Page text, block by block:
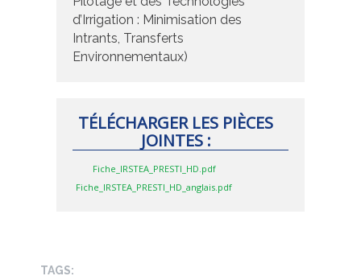
d’Irrigation : Minimisation des
Intrants, Transferts
Environnementaux)
TÉLÉCHARGER LES PIÈCES
JOINTES :
Fiche_IRSTEA_PRESTI_HD.pdf
Fiche_IRSTEA_PRESTI_HD_anglais.pdf
TAGS: